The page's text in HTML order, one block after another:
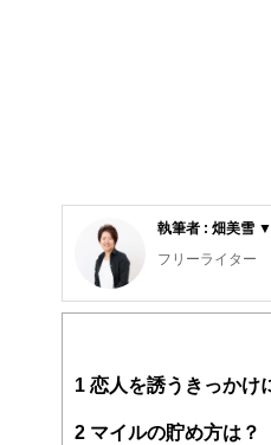
執筆者 : 畑美雪 ▼
フリーライター
雑誌を中心に取
1 恋人を誘うきっかけ
2 マイルの貯め方は？